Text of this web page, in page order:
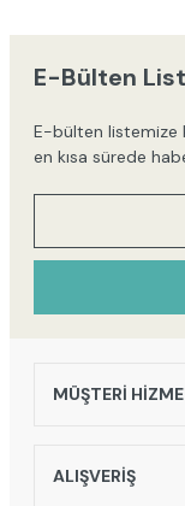
E-Bülten
E-bülten listemize
en kısa sürede
MÜŞTERİ
ALIŞVERİŞ